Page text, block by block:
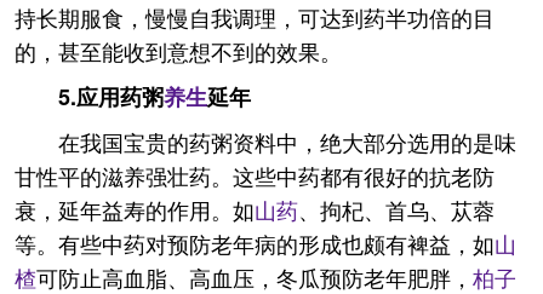
持长期服食，慢慢自我调理，可达到药半功倍的目
的，甚至能收到意想不到的效果。
5.应用药粥养生延年
在我国宝贵的药粥资料中，绝大部分选用的是味
甘性平的滋养强壮药。这些中药都有很好的抗老防
衰，延年益寿的作用。如山药、拘杞、首乌、苁蓉
等。有些中药对预防老年病的形成也颇有裨益，如山
楂可防止高血脂、高血压，冬瓜预防老年肥胖， 柏子